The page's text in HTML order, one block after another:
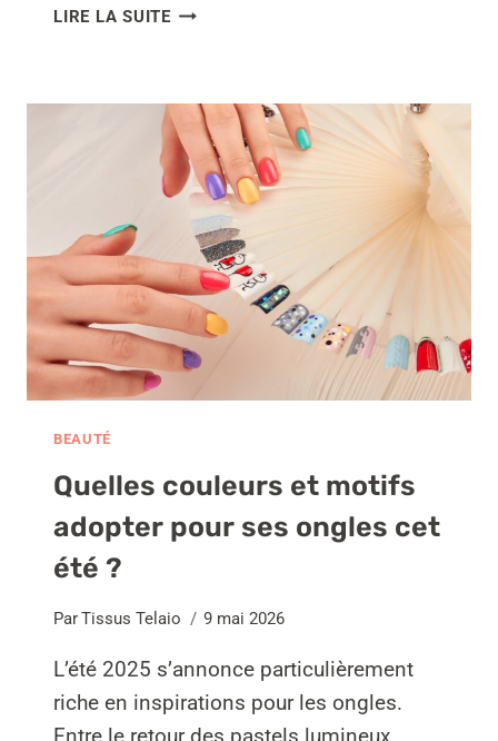
LIRE LA SUITELA
ELLE
SANS
DANGER
SELON
LES
DERMATOLOGUES
?
BEAUTÉ
Quelles couleurs et motifs
adopter pour ses ongles cet
été ?
ParTissus Telaio 9 mai 2026
L’été 2025 s’annonce particulièrement
riche en inspirations pour les ongles.